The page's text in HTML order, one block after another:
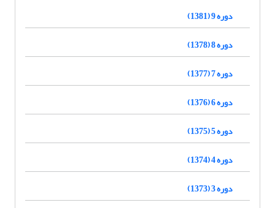
دوره 9 (1381)
دوره 8 (1378)
دوره 7 (1377)
دوره 6 (1376)
دوره 5 (1375)
دوره 4 (1374)
دوره 3 (1373)